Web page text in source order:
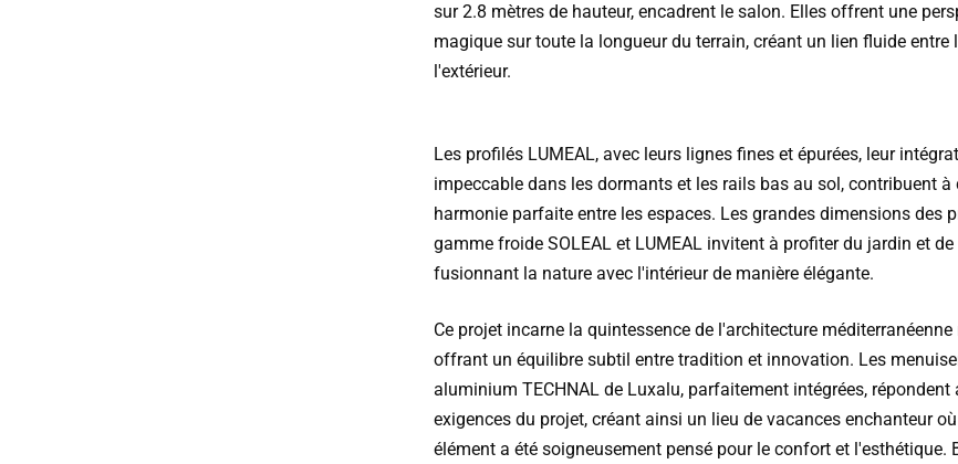
sur 2.8 mètres de hauteur, encadrent le salon. Elles offrent une
magique sur toute la longueur du terrain, créant un lien fluide entre
l'extérieur.
Les profilés LUMEAL, avec leurs lignes fines et épurées, leur
impeccable dans les dormants et les rails bas au sol, contribuent à
harmonie parfaite entre les espaces. Les grandes dimensions des
gamme froide SOLEAL et LUMEAL invitent à profiter du jardin et
fusionnant la nature avec l'intérieur de manière élégante.
Ce projet incarne la quintessence de l'architecture méditerranéenne
offrant un équilibre subtil entre tradition et innovation. Les
aluminium TECHNAL de Luxalu, parfaitement intégrées, répondent
exigences du projet, créant ainsi un lieu de vacances enchanteur
élément a été soigneusement pensé pour le confort et l'esthétique.